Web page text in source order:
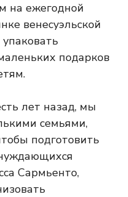
на ежегодной
венесуэльской
подарков
лет назад, мы
семьями,
подготовить
Сармьенто,